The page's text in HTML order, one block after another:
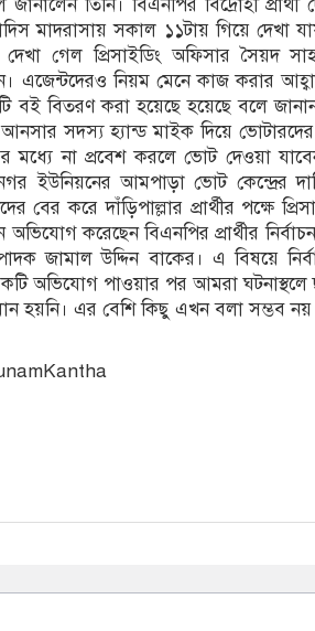
জানালেন তিনি। বিএনপির বিদ্রোহী
মাদরাসায় সকাল ১১টায় গিয়ে দেখা
দেখা গেল প্রিসাইডিং অফিসার সৈয়দ
এজেন্টদেরও নিয়ম মেনে কাজ করার
বই বিতরণ করা হয়েছে হয়েছে বলে
আনসার সদস্য হ্যান্ড মাইক দিয়ে
মধ্যে না প্রবেশ করলে ভোট দেওয়া
ইউনিয়নের আমপাড়া ভোট কেন্দ্রের
করে দাঁড়িপাল্লার প্রার্থীর পক্ষে
করেছেন বিএনপির প্রার্থীর
জামাল উদ্দিন বাকের। এ বিষয়ে
অভিযোগ পাওয়ার পর আমরা ঘটনাস্থলে
হয়নি। এর বেশি কিছু এখন বলা সম্ভব নয়